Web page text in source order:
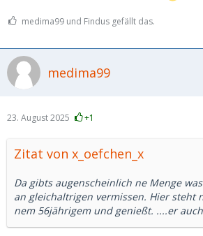
medima99 und Findus gefällt das.
medima99
23. August 2025 +1
Zitat von x_oefchen_x
Da gibts augenscheinlich ne Menge
an gleichaltrigen vermissen. Hier steht
nem 56jährigem und genießt. ....er auch